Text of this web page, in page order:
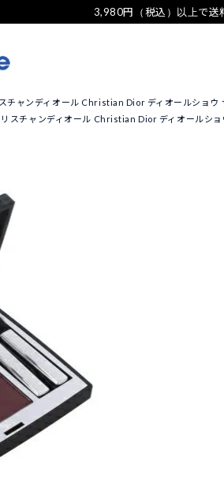
3,980円（税込）以上で送
チャンディオール Christian Dior ディオールショウ
リスチャンディオール Christian Dior ディオールシ